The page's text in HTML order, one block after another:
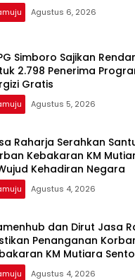
Agustus 6, 2026
Simboro Sajikan
2.798 Penerima
Gratis
Agustus 5, 2026
Raharja Serahkan
Kebakaran KM
Kehadiran Negara
Agustus 4, 2026
dan Dirut Jasa
Penanganan
KM Mutiara
Optimal
Agustus 4, 2026